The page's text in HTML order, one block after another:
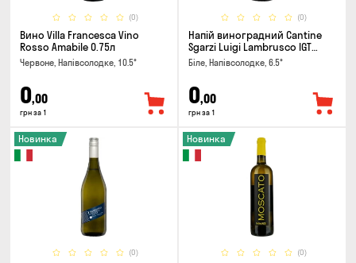
(0)
Вино Villa Francesca Vino
Rosso Amabile 0.75л
Червоне, Напівсолодке, 10.5°
0,00
грн за 1
(0)
Напій виноградний Cantine
Sgarzi Luigi Lambrusco IGT
Emilia Bianca Frizziante 0.75л
Біле, Напівсолодке, 6.5°
0,00
грн за 1
(0)
Новинка
(0)
Новинка